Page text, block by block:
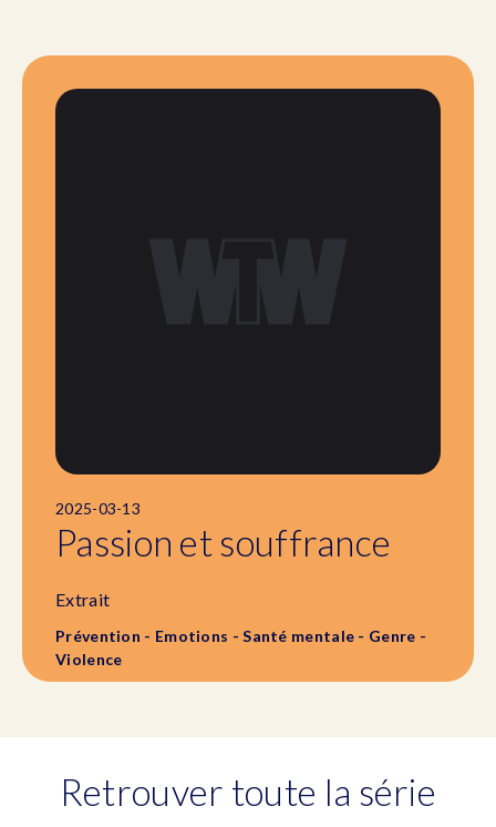
2025-03-13
Passion et souffrance
Extrait
Prévention - Emotions - Santé mentale - Genre -
Violence
Retrouver toute la série